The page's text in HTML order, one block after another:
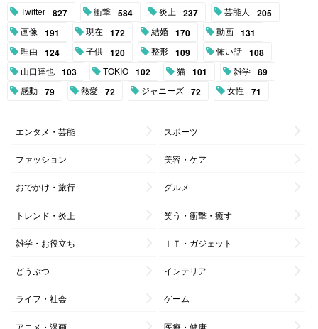
Twitter 827 衝撃 584 炎上 237 芸能人 205
画像 191 現在 172 結婚 170 動画 131
理由 124 子供 120 整形 109 怖い話 108
山口達也 103 TOKIO 102 猫 101 雑学 89
感動 79 熱愛 72 ジャニーズ 72 女性 71
エンタメ・芸能 スポーツ
ファッション 美容・ケア
おでかけ・旅行 グルメ
トレンド・炎上 笑う・衝撃・癒す
雑学・お役立ち ＩＴ・ガジェット
どうぶつ インテリア
ライフ・社会 ゲーム
アニメ・漫画 医療・健康